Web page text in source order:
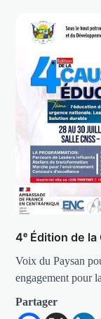
4ᵉ Édition de
Voix du Paysan
engagement pour
Partager